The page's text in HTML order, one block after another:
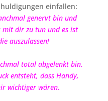
einfallen:
genervt bin und
mit dir zu tun und es ist
auszulassen!
total abgelenkt bin.
entsteht, dass Handy,
wichtiger wären.